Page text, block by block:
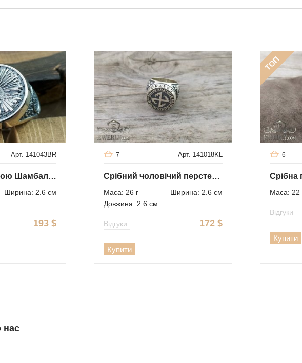
Арт. 141043BR
Кільце з печаткою Шамбали та знаком АллатРа
Ширина: 2.6 см
193 $
Арт. 141018KL
7
Срібний чоловічий перстень ORSTHO з чорнінням
Маса: 26 г
Ширина: 2.6 см
Довжина: 2.6 см
172 $
Відгуки
Купити
ТОП
6
Маса: 22
Відгуки
Купити
нас